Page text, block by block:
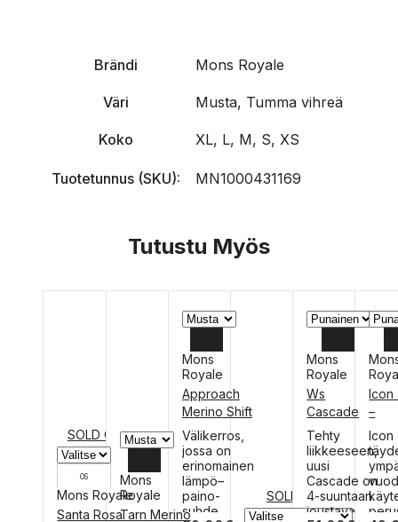
Brändi Mons Royale
Väri Musta, Tumma vihreä
Koko XL, L, M, S, XS
Tuotetunnus (SKU): MN1000431169
Tutustu Myös
SOLD OUT
OS
Mons Royale
Santa Rosa
XL
Mons
Royale
Tarn Merino
L
M
Mons
Royale
Approach
Merino Shift
Fleece
Jacket –
fleecetakki
Tällä
tuotteella
on
useampi
muunnelma.
Voit
Välikerros,
jossa on
erinomainen
lämpö–
paino-
suhde.
SOLD OUT
M
S
Mons
Royale
Ws
Cascade
Merino Flex
200 3/4
Legging –
merinovillais
et
alushousut
Tällä
tuotteella
on
useampi
muunnelma.
Voit
Tehty
liikkeeseen,
uusi
Cascade on
4-suuntaan
joustava
Icon
–
t-
Tällä
on
Voit
Icon